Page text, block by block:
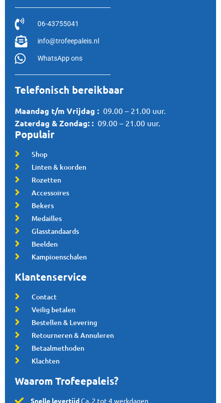
06-43755041
info@trofeepaleis.nl
WhatsApp ons
Telefonisch bereikbaar
Maandag t/m Vrijdag : 09.00 – 21.00 uur.
Zaterdag &Zondag:: 09.00 – 21.00 uur.
Populair
Shop
Linten & koorden
Rozetten
Accessoires
Bekers
Medailles
Glasstandaards
Beelden
Kampioenschalen
Klantenservice
Contact
Veilig betalen
Bestellen & Levering
Retourneren & Annuleren
Betaalmethoden
Klachten
Waarom Trofeepaleis?
Snelle levertijdCa. 2 tot 4 werkdagen